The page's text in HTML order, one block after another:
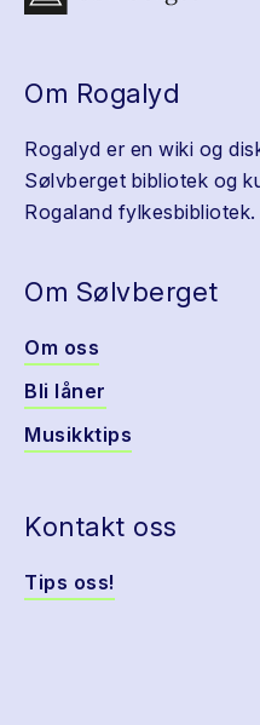
Om Rogalyd
Rogalyd er en wiki og
Sølvberget bibliotek og
Rogaland fylkesbibliotek.
Om Sølvberget
Om oss
Bli låner
Musikktips
Kontakt oss
Tips oss!